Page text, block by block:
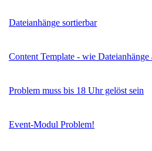
Dateianhänge sortierbar
Content Template - wie Dateianhänge
Problem muss bis 18 Uhr gelöst sein
Event-Modul Problem!